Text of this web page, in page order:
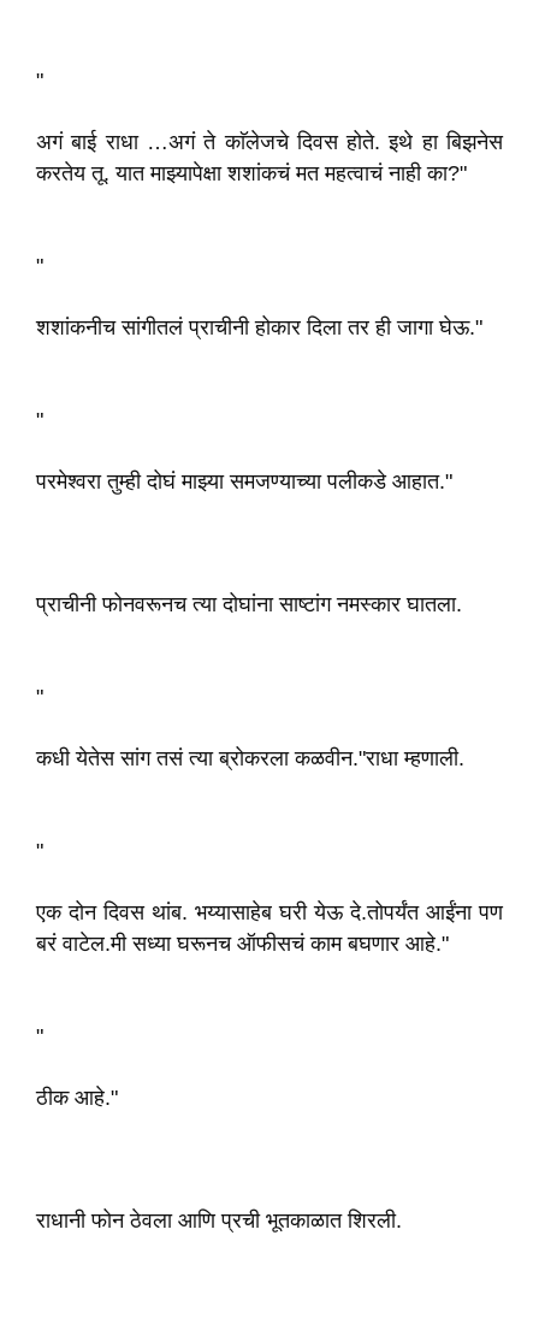
"
अगं बाई राधा …अगं ते काॅलेजचे दिवस होते. इथे हा बिझनेस
करतेय तू. यात माझ्यापेक्षा शशांकचं मत महत्वाचं नाही का?"
"
शशांकनीच सांगीतलं प्राचीनी होकार दिला तर ही जागा घेऊ."
"
परमेश्वरा तुम्ही दोघं माझ्या समजण्याच्या पलीकडे आहात."
प्राचीनी फोनवरूनच त्या दोघांना साष्टांग नमस्कार घातला.
"
कधी येतेस सांग तसं त्या ब्रोकरला कळवीन."राधा म्हणाली.
"
एक दोन दिवस थांब. भय्यासाहेब घरी येऊ दे.तोपर्यंत आईंना पण
बरं वाटेल.मी सध्या घरूनच ऑफीसचं काम बघणार आहे."
"
ठीक आहे."
राधानी फोन ठेवला आणि प्रची भूतकाळात शिरली.